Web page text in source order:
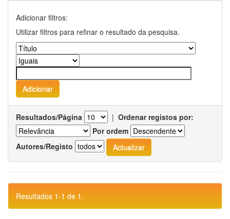
Adicionar filtros:
Utilizar filtros para refinar o resultado da pesquisa.
Resultados/Página | Ordenar registos por:
Por ordem
Autores/Registo
Resultados 1-1 de 1.